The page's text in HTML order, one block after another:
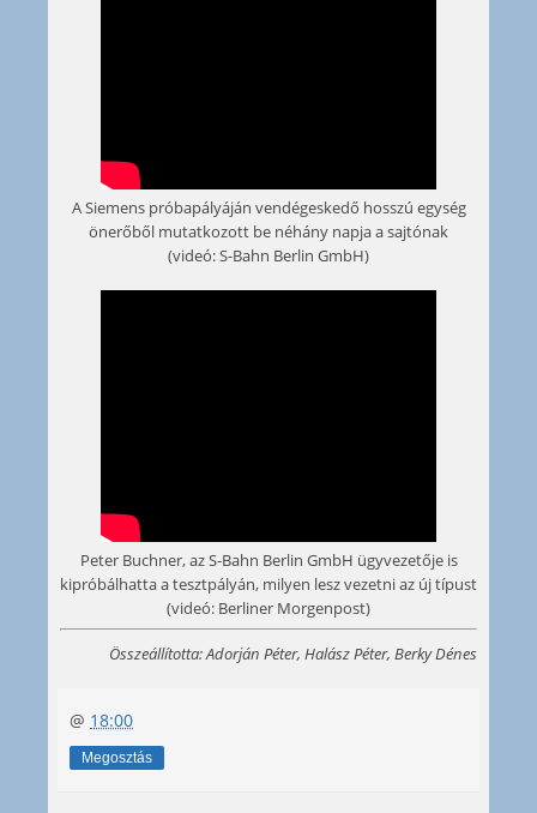
A Siemens próbapályáján vendégeskedő hosszú egység
önerőből mutatkozott be néhány napja a sajtónak
(videó: S-Bahn Berlin GmbH)
Peter Buchner, az S-Bahn Berlin GmbH ügyvezetője is
kipróbálhatta a tesztpályán, milyen lesz vezetni az új típust
(videó: Berliner Morgenpost)
Összeállította: Adorján Péter, Halász Péter, Berky Dénes
@ 18:00
Megosztás